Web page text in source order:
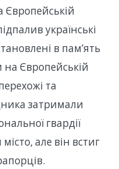
Європейській
українські
в пам’ять
Європейській
та
затримали
гвардії
але він встиг